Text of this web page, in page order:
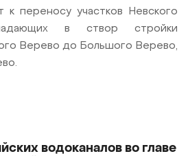
к переносу участков Невского
в створ стройки
Верево до Большого Верево,
водоканалов во главе